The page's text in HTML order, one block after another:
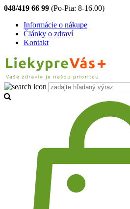
048/419 66 99 (Po-Pia: 8-16.00)
Informácie o nákupe
Články o zdraví
Kontakt